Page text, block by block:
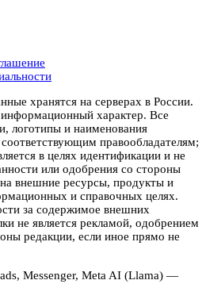
хранятся на серверах в России.
характер. Все
логотипы и наименования
правообладателям;
в целях идентификации и не
или одобрения со стороны
внешние ресурсы, продукты и
и справочных целях.
за содержимое внешних
не является рекламой, одобрением
редакции, если иное прямо не
Messenger, Meta AI (Llama) —